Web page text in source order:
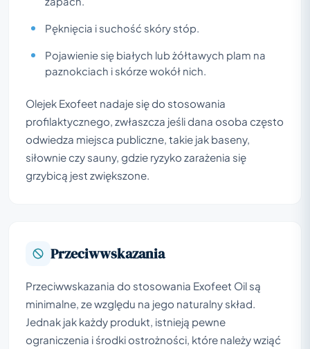
Pęknięcia i suchość skóry stóp.
Pojawienie się białych lub żółtawych plam na
paznokciach i skórze wokół nich.
Olejek Exofeet nadaje się do stosowania
profilaktycznego, zwłaszcza jeśli dana osoba często
odwiedza miejsca publiczne, takie jak baseny,
siłownie czy sauny, gdzie ryzyko zarażenia się
grzybicą jest zwiększone.
Przeciwwskazania
Przeciwwskazania do stosowania Exofeet Oil są
minimalne, ze względu na jego naturalny skład.
Jednak jak każdy produkt, istnieją pewne
ograniczenia i środki ostrożności, które należy wziąć